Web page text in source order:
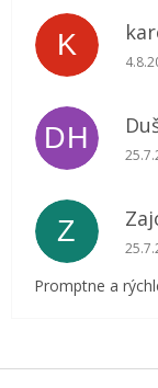
K
DH
Z
Promptne a
Z